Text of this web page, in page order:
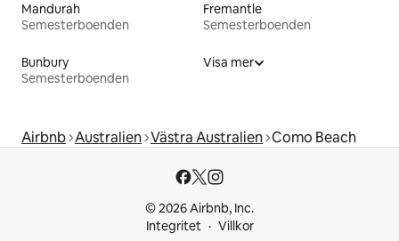
Mandurah
Semesterboenden
Fremantle
Semesterboenden
Bunbury
Semesterboenden
Visa mer
Airbnb Australien Västra Australien Como Beach
© 2026 Airbnb, Inc.
Integritet
Villkor